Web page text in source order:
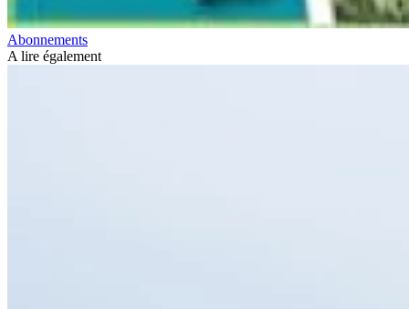
Abonnements
A lire également